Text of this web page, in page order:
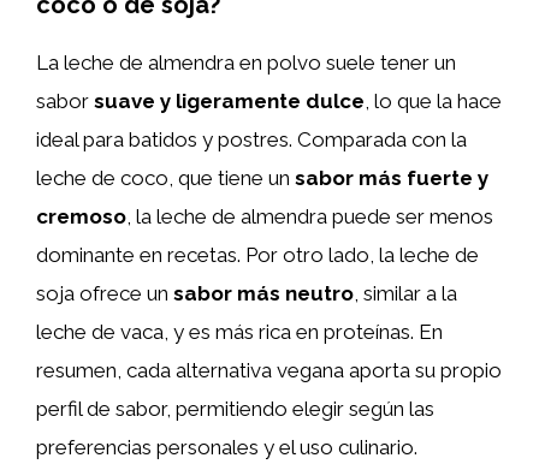
La leche de almendra en polvo suele tener un
sabor suave y ligeramente dulce, lo que la hace
ideal para batidos y postres. Comparada con la
leche de coco, que tiene un sabor más fuerte y
cremoso, la leche de almendra puede ser menos
dominante en recetas. Por otro lado, la leche de
soja ofrece un sabor más neutro, similar a la
leche de vaca, y es más rica en proteínas. En
resumen, cada alternativa vegana aporta su propio
perfil de sabor, permitiendo elegir según las
preferencias personales y el uso culinario.